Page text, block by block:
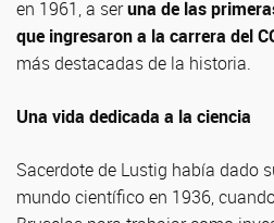
en 1961, a seruna de las
que ingresaron a la carrera del
más destacadas de la historia.
Una vida dedicada a la ciencia
Sacerdote de Lustig había dado
mundo científico en 1936,